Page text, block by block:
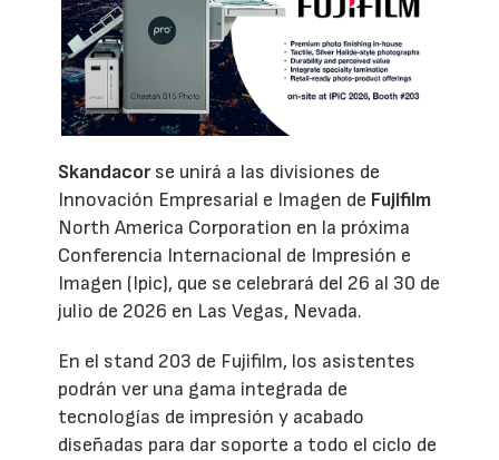
Skandacorse unirá a las divisiones de
Innovación Empresarial e Imagen de Fujifilm
North America Corporation en la próxima
Conferencia Internacional de Impresión e
Imagen (Ipic), que se celebrará del 26 al 30 de
julio de 2026 en Las Vegas, Nevada.
En el stand 203 de Fujifilm, los asistentes
podrán ver una gama integrada de
tecnologías de impresión y acabado
diseñadas para dar soporte a todo el ciclo de